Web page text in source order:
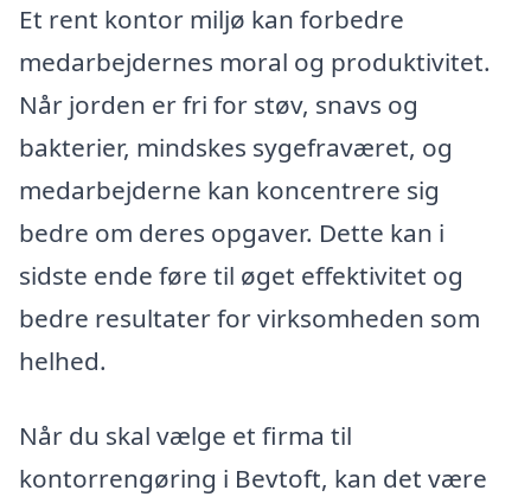
Et rent kontor miljø kan forbedre
medarbejdernes moral og produktivitet.
Når jorden er fri for støv, snavs og
bakterier, mindskes sygefraværet, og
medarbejderne kan koncentrere sig
bedre om deres opgaver. Dette kan i
sidste ende føre til øget effektivitet og
bedre resultater for virksomheden som
helhed.
Når du skal vælge et firma til
kontorrengøring i Bevtoft, kan det være